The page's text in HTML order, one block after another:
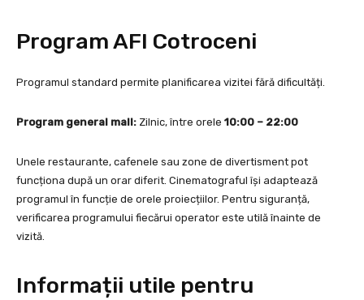
Program AFI Cotroceni
Programul standard permite planificarea vizitei fără dificultăți.
Program general mall: Zilnic, între orele 10:00 – 22:00
Unele restaurante, cafenele sau zone de divertisment pot
funcționa după un orar diferit. Cinematograful își adaptează
programul în funcție de orele proiecțiilor. Pentru siguranță,
verificarea programului fiecărui operator este utilă înainte de
vizită.
Informații utile pentru